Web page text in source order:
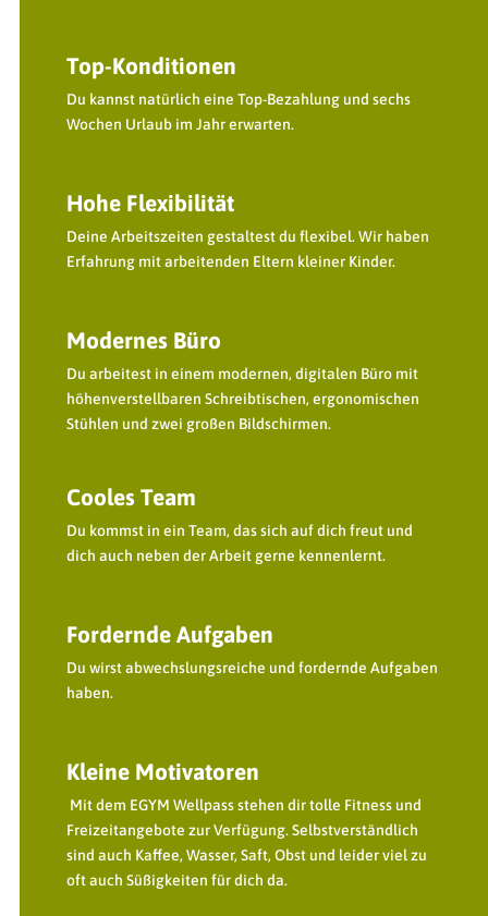
Top-Konditionen
Du kannst natürlich eine Top-Bezahlung und sechs
Wochen Urlaub im Jahr erwarten.
Hohe Flexibilität
Deine Arbeitszeiten gestaltest du flexibel. Wir haben
Erfahrung mit arbeitenden Eltern kleiner Kinder.
Modernes Büro
Du arbeitest in einem modernen, digitalen Büro mit
höhenverstellbaren Schreibtischen, ergonomischen
Stühlen und zwei großen Bildschirmen.
Cooles Team
Du kommst in ein Team, das sich auf dich freut und
dich auch neben der Arbeit gerne kennenlernt.
Fordernde Aufgaben
Du wirst abwechslungsreiche und fordernde Aufgaben
haben.
Kleine Motivatoren
Mit dem EGYM Wellpass stehen dir tolle Fitness und
Freizeitangebote zur Verfügung. Selbstverständlich
sind auch Kaffee, Wasser, Saft, Obst und leider viel zu
oft auch Süßigkeiten für dich da.